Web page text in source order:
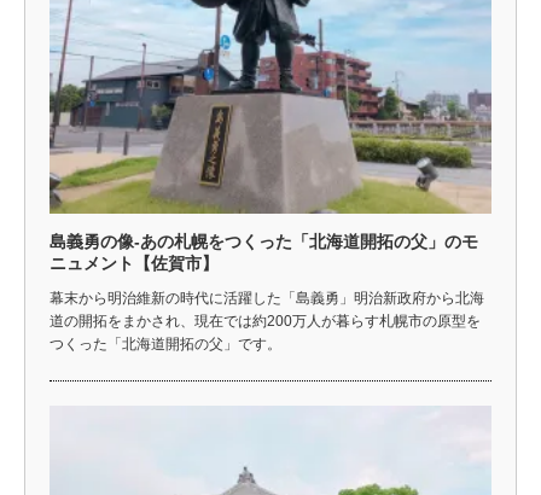
島義勇の像-あの札幌をつくった「北海道開拓の父」のモ
ニュメント【佐賀市】
幕末から明治維新の時代に活躍した「島義勇」明治新政府から北海
道の開拓をまかされ、現在では約200万人が暮らす札幌市の原型を
つくった「北海道開拓の父」です。